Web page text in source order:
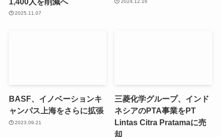
2025.11.07
2024.12.16
BASF、イノベーションキ
ャンパス上海をさらに拡張
2023.09.21
三菱化学グループ、インド
ネシアのPTA事業をPT
Lintas Citra Pratamaに売
却